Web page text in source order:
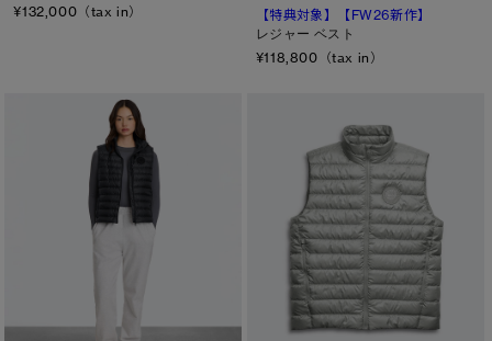
TEI3：-10℃/-20℃
TEI5：-30℃以下
L/XL
¥132,000（tax in）
【特典対象】
【FW26新作】
レジャー ベスト
¥118,800（tax in）